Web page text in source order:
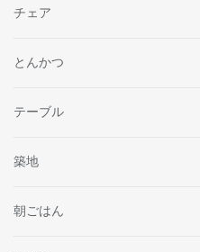
チェア
とんかつ
テーブル
築地
朝ごはん